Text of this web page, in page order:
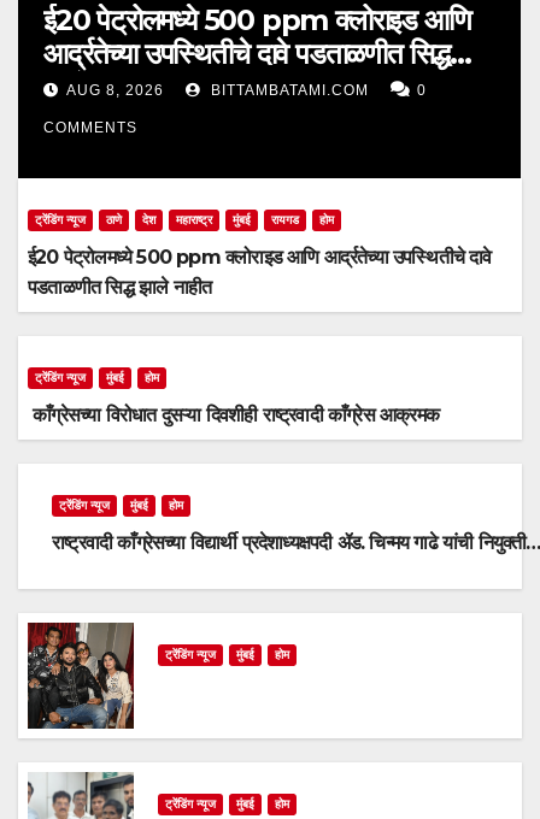
ई20 पेट्रोलमध्ये 500 ppm क्लोराइड आणि
आर्द्रतेच्या उपस्थितीचे दावे पडताळणीत सिद्ध
झाले नाहीत
AUG 8, 2026 BITTAMBATAMI.COM 0
COMMENTS
ट्रेंडिंग न्यूज ठाणे देश महाराष्ट्र मुंबई रायगड होम
ई20 पेट्रोलमध्ये 500 ppm क्लोराइड आणि आर्द्रतेच्या उपस्थितीचे दावे
पडताळणीत सिद्ध झाले नाहीत
ट्रेंडिंग न्यूज मुंबई होम
काँग्रेसच्या विरोधात दुसऱ्या दिवशीही राष्ट्रवादी काँग्रेस आक्रमक
ट्रेंडिंग न्यूज मुंबई होम
राष्ट्रवादी काँग्रेसच्या विद्यार्थी प्रदेशाध्यक्षपदी ॲड. चिन्मय गाढे यांची नियुक्ती…
ट्रेंडिंग न्यूज मुंबई होम
ट्रेंडिंग न्यूज मुंबई होम